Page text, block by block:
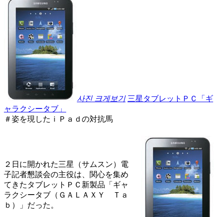
사진 크게보기 三星タブレットＰＣ「ギ
ャラクシータブ」
＃姿を現したｉＰａｄの対抗馬
２日に開かれた三星（サムスン）電
子記者懇談会の主役は、関心を集め
てきたタブレットＰＣ新製品「ギャ
ラクシータブ（ＧＡＬＡＸＹ Ｔａ
ｂ）」だった。